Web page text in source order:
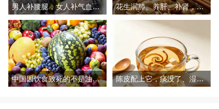
男人补腰腿，女人补气血，建议多吃 花生润肺、养肝、补肾，现在吃正好
中国因饮食致死的不是油和糖，这三种吃法才是真要命 陈皮配上它，痰没了、湿走了，越喝越润